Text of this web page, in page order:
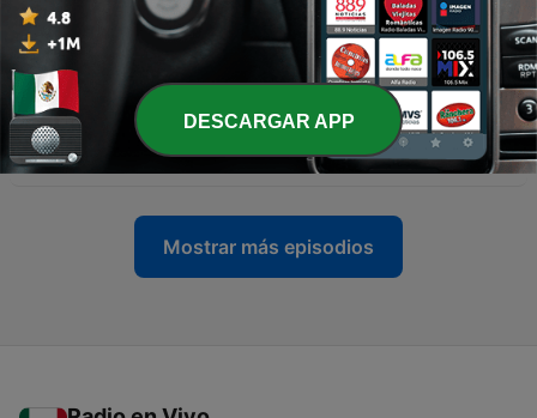
09 jun. 2026
189 - Salud Mental y Julia Cambra psiquiatra
02 jun. 2026
188 - Fin de curso , estrés y exámenes
26 mayo 2026
Mostrar más episodios
DESCARGAR APP